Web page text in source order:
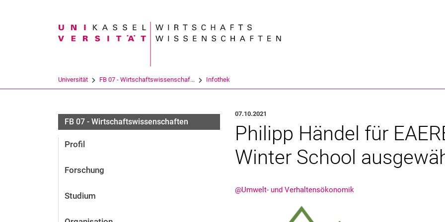
Suchbegriff
Universität FB 07 - Wirtschaftswissenschaf... Infothek
FB 07 - Wirtschaftswissenschaften
Profil
Forschung
Studium
07.10.2021
Philipp Händel für
Winter School
@Umwelt- und Verhaltensökonomik